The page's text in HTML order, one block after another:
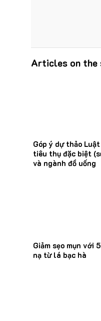
Articles on the
Góp ý dự thảo
tiêu thụ đặc biệt
và ngành đồ uống
Giảm sẹo mụn với
nạ từ lá bạc hà